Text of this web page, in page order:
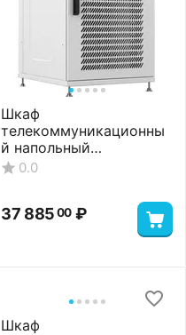
Шкаф
телекоммуникационны
й напольный
ШТНП-18U-600-800-
0.0
37 88500 ₽